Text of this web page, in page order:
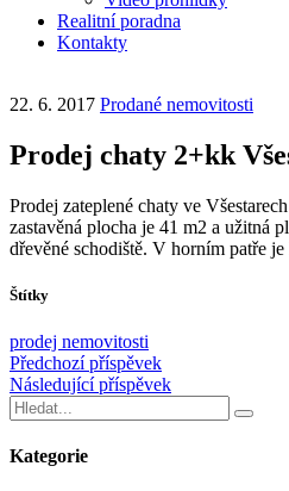
Realitní poradna
Kontakty
22. 6. 2017 Prodané nemovitosti
Prodej chaty 2+kk
Prodej zateplené chaty ve
zastavěná plocha je 41 m2 a užitná
dřevěné schodiště. V horním patře
Štítky
prodej nemovitosti
Předchozí příspěvek
Následující příspěvek
Kategorie